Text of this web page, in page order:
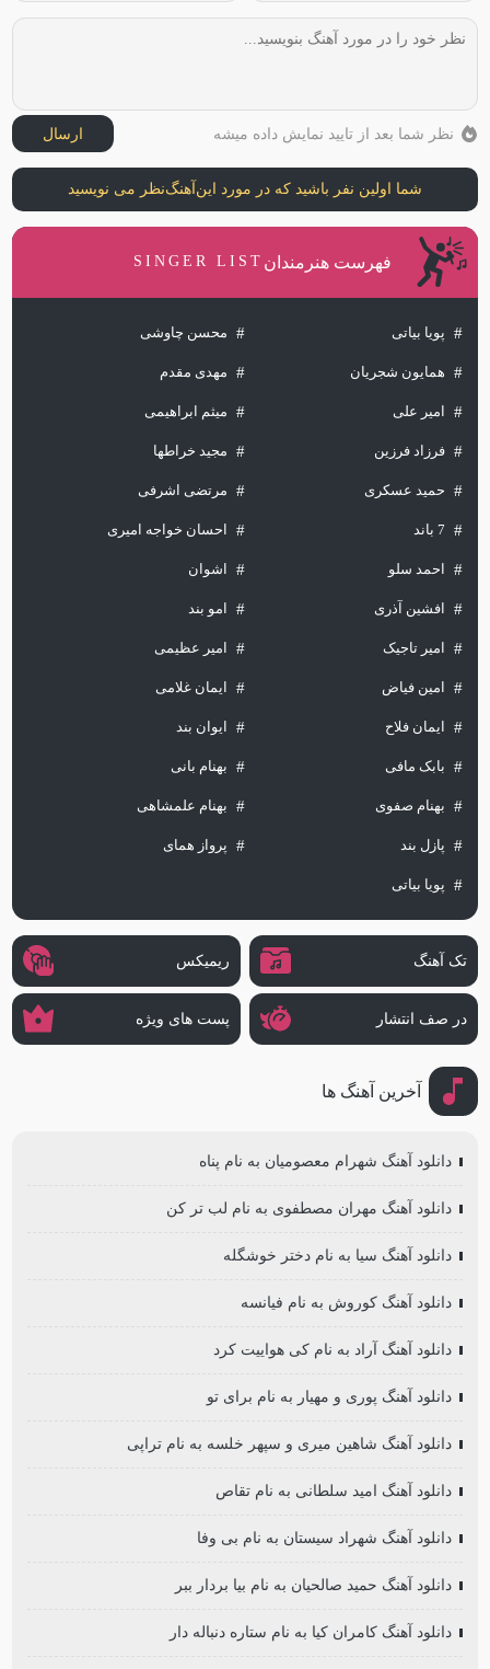
نظر شما بعد از تایید نمایش داده میشه ارسال
شما اولین نفر باشید که در مورد این آهنگنظر می نویسید
فهرست هنرمندان SINGER LIST
پویا بیاتی محسن چاوشی
همایون شجریان مهدی مقدم
امیر علی میثم ابراهیمی
فرزاد فرزین مجید خراطها
حمید عسکری مرتضی اشرفی
7 باند احسان خواجه امیری
احمد سلو اشوان
افشین آذری امو بند
امیر تاجیک امیر عظیمی
امین فیاض ایمان غلامی
ایمان فلاح ایوان بند
بابک مافی بهنام بانی
بهنام صفوی بهنام علمشاهی
پازل بند پرواز همای
پویا بیاتی
تک آهنگ ریمیکس
در صف انتشار پست های ویژه
آخرین آهنگ ها
دانلود آهنگ شهرام معصومیان به نام پناه
دانلود آهنگ مهران مصطفوی به نام لب تر کن
دانلود آهنگ سیا به نام دختر خوشگله
دانلود آهنگ کوروش به نام فیانسه
دانلود آهنگ آراد به نام کی هواییت کرد
دانلود آهنگ پوری و مهیار به نام برای تو
دانلود آهنگ شاهین میری و سپهر خلسه به نام تراپی
دانلود آهنگ امید سلطانی به نام تقاص
دانلود آهنگ شهراد سیستان به نام بی وفا
دانلود آهنگ حمید صالحیان به نام بیا بردار ببر
دانلود آهنگ کامران کیا به نام ستاره دنباله دار